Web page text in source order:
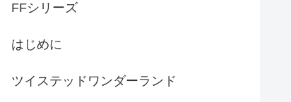
FFシリーズ
はじめに
ツイステッドワンダーランド